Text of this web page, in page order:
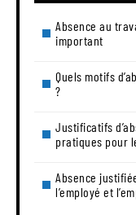
Absence au
important
Quels motifs
?
Justificatifs
pratiques pour
Absence
l’employé et